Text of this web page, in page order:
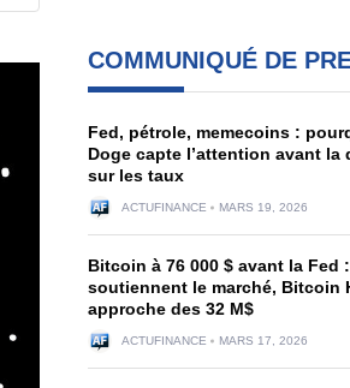
COMMUNIQUÉ DE
Fed, pétrole, memecoins :
Doge capte l’attention avant la
sur les taux
ACTUFINANCE MARS 19, 2026
Bitcoin à 76 000 $ avant la Fed
soutiennent le marché, Bitcoin
approche des 32 M$
ACTUFINANCE MARS 17, 2026